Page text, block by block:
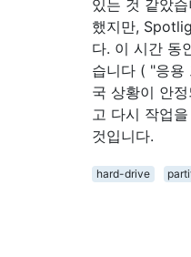
있는 것 같았
했지만,
다. 이 시간 동
습니다 ( "응용
국 상황이 안
고 다시 작업
것입니다.
hard-drive